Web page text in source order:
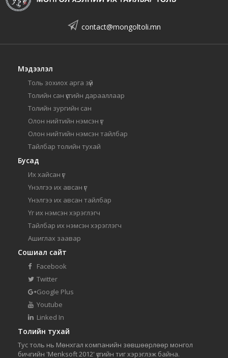
contact@mongoltoli.mn
Мэдээлэл
Толь зохиох арга зүй
Толийн сан үсгийн дарааллаар
Толийн зургийн сан
Олон нийтийн нэмсэн үг
Олон нийтийн нэмсэн тайлбар
Тайлбар толийн тухай
Бусад
Их хайсан үг
Үнэлгээ их авсан үг
Үнэлгээ их авсан тайлбар
Үг их нэмсэн хэрэглэгч
Тайлбар их нэмсэн хэрэглэгч
Ашиглах заавар
Сошиал сайт
Facebook
Twitter
Google Plus
Youtube
Linked In
Толийн тухай
Тус толь нь Мөнхгал компанийн зөвшөөрлөөр монгол
бичгийн 'Menksoft 2012' үсгийн тиг хэрэглэж байна.